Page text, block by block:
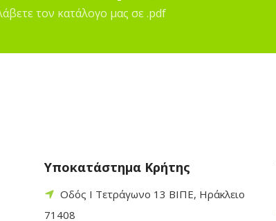
τον κατάλογο μας σε .pdf
Υποκατάστημα Κρήτης
Οδός Ι Τετράγωνο 13 ΒΙΠΕ, Ηράκλειο
71408